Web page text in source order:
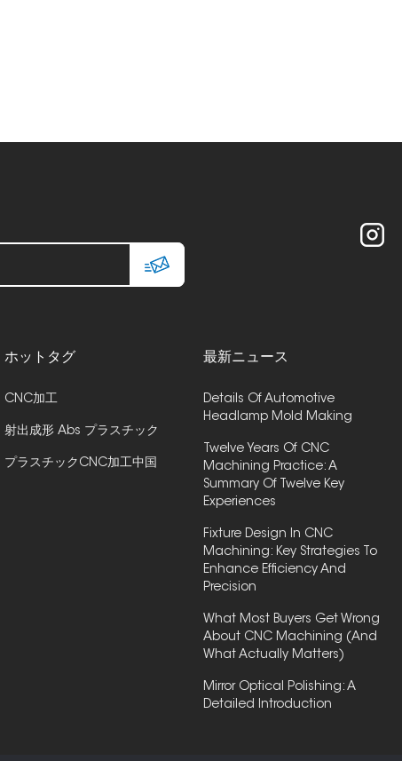
ホットタグ
CNC加工
射出成形 Abs プラスチック
プラスチックCNC加工中国
最新ニュース
Details Of Automotive
Headlamp Mold Making
Twelve Years Of CNC
Machining Practice: A
Summary Of Twelve Key
Experiences
Fixture Design In CNC
Machining: Key Strategies To
Enhance Efficiency And
Precision
What Most Buyers Get Wrong
About CNC Machining (And
What Actually Matters)
Mirror Optical Polishing: A
Detailed Introduction